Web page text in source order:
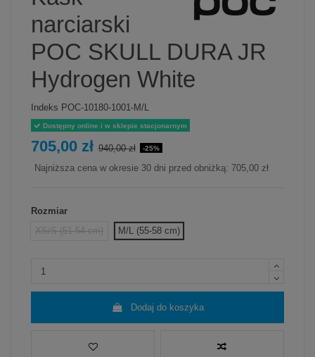
narciarski
POC SKULL DURA JR
Hydrogen White
Indeks POC-10180-1001-M/L
Dostępny online i w sklepie stacjonarnym
705,00 zł 940,00 zł -25%
Najniższa cena w okresie 30 dni przed obniżką: 705,00 zł
Rozmiar
XS/S (51-54 cm)
M/L (55-58 cm)
Dodaj do koszyka